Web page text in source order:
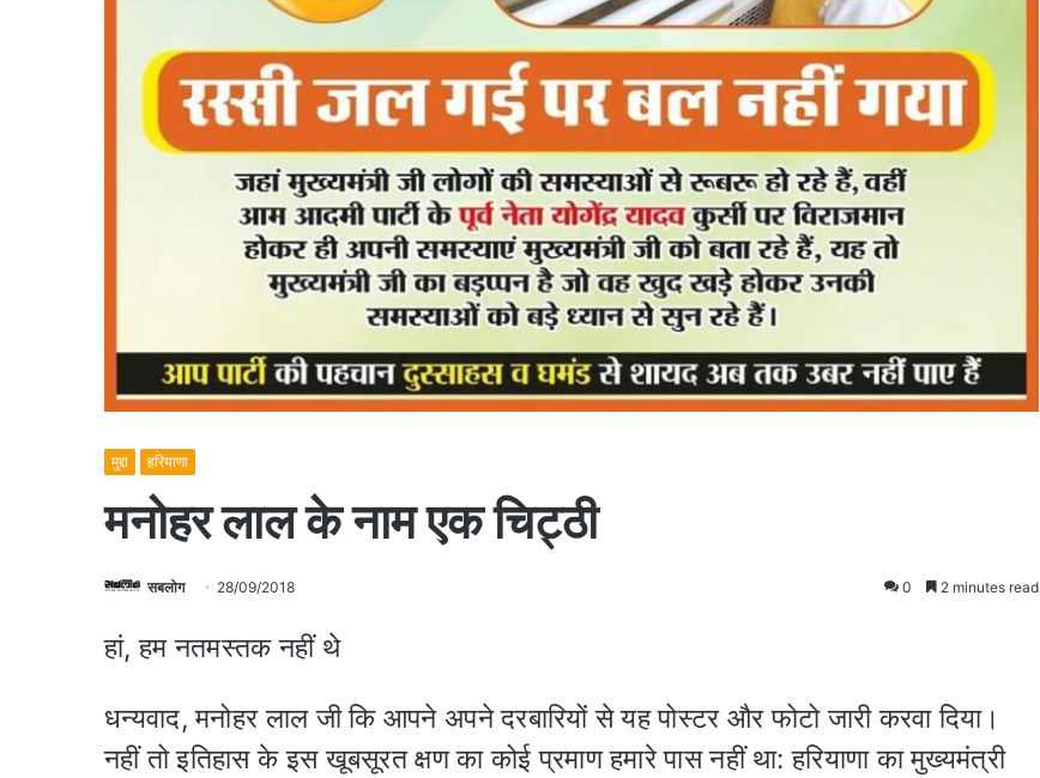
मुद्दा हरियाणा
मनोहर लाल के नाम एक चिट्ठी
सबलोग 28/09/2018 0 2 minutes read
हां, हम नतमस्तक नहीं थे
धन्यवाद, मनोहर लाल जी कि आपने अपने दरबारियों से यह पोस्टर और फोटो जारी करवा दिया।
नहीं तो इतिहास के इस खूबसूरत क्षण का कोई प्रमाण हमारे पास नहीं था: हरियाणा का मुख्यमंत्री